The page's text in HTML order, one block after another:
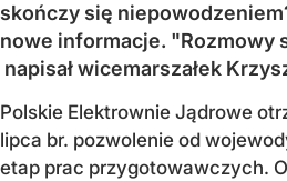
skończy się
nowe informacje. "Rozmowy
napisał wicemarszałek
Polskie Elektrownie Jądrowe
lipca br. pozwolenie od
etap prac przygotowawczych.